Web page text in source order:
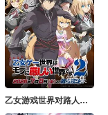
第5集
乙女游戏世界对路人角色很不友好 第二季